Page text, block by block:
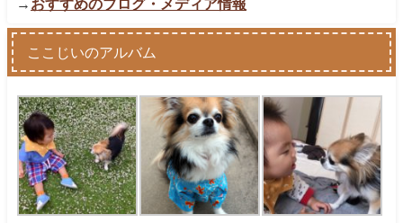
→ おすすめのブログ・メディア情報
ここじいのアルバム